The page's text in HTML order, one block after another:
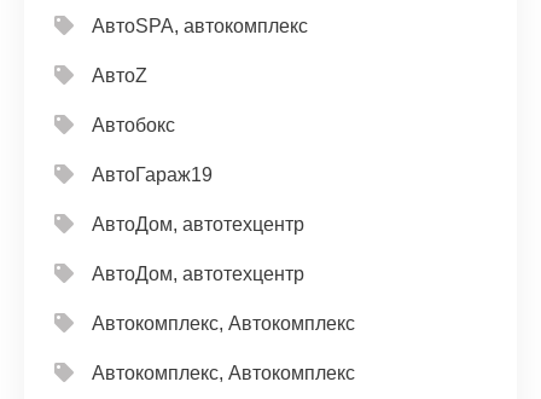
АвтоSPA, автокомплекс
АвтоZ
Автобокс
АвтоГараж19
АвтоДом, автотехцентр
АвтоДом, автотехцентр
Автокомплекс, Автокомплекс
Автокомплекс, Автокомплекс